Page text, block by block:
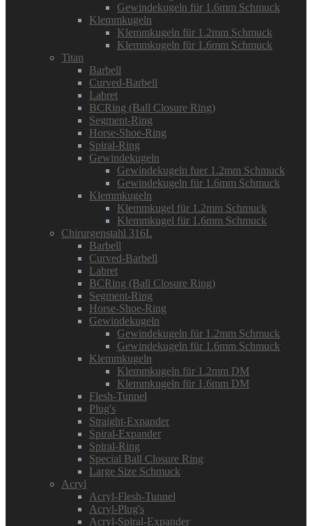
Gewindekugeln für 1.6mm Schmuck
Klemmkugeln
Klemmkugeln für 1.2mm Schmuck
Klemmkugeln für 1.6mm Schmuck
Titan
Barbell
Curved-Barbell
Labret
BCRing (Ball Closure Ring)
Segment-Ring
Horse-Shoe-Ring
Spiral-Ring
Gewindekugeln
Gewindekugeln fuer 1.2mm Schmuck
Gewindekugeln für 1.6mm Schmuck
Klemmkugeln
Klemmkugel für 1.2mm Schmuck
Klemmkugel für 1.6mm Schmuck
Chirurgenstahl 316L
Barbell
Curved-Barbell
Labret
BCRing (Ball Closure Ring)
Segment-Ring
Horse-Shoe-Ring
Gewindekugeln
Gewindekugeln für 1.2mm Schmuck
Gewindekugeln für 1.6mm Schmuck
Klemmkugeln
Klemmkugeln für 1.2mm DM
Klemmkugeln für 1.6mm DM
Flesh-Tunnel
Plug's
Straight-Expander
Spiral-Expander
Spiral-Ring
Special Ball Closure Ring
Large Size Schmuck
Acryl
Acryl-Flesh-Tunnel
Acryl-Plug's
Acryl-Spiral-Expander